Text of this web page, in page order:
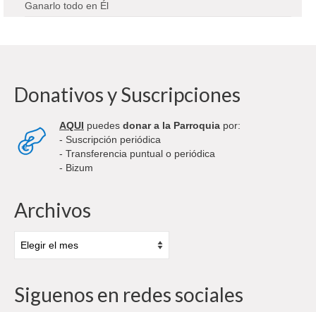
Ganarlo todo en Él
Donativos y Suscripciones
AQUI puedes donar a la Parroquia por:
- Suscripción periódica
- Transferencia puntual o periódica
- Bizum
Archivos
Siguenos en redes sociales